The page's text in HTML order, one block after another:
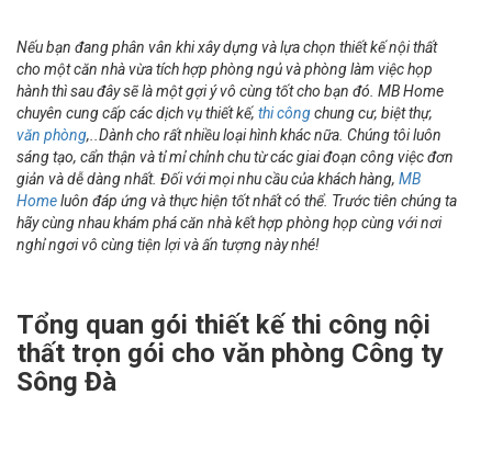
Nếu bạn đang phân vân khi xây dựng và lựa chọn thiết kế nội thất
cho một căn nhà vừa tích hợp phòng ngủ và phòng làm việc họp
hành thì sau đây sẽ là một gợi ý vô cùng tốt cho bạn đó. MB Home
chuyên cung cấp các dịch vụ thiết kế, thi côngchung cư, biệt thự,
văn phòng,..Dành cho rất nhiều loại hình khác nữa. Chúng tôi luôn
sáng tạo, cẩn thận và tỉ mỉ chỉnh chu từ các giai đoạn công việc đơn
giản và dễ dàng nhất. Đối với mọi nhu cầu của khách hàng, MB
Homeluôn đáp ứng và thực hiện tốt nhất có thể. Trước tiên chúng ta
hãy cùng nhau khám phá căn nhà kết hợp phòng họp cùng với nơi
nghỉ ngơi vô cùng tiện lợi và ấn tượng này nhé!
Tổng quan gói thiết kế thi công nội
thất trọn gói cho văn phòng Công ty
Sông Đà